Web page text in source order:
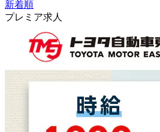
新着順
プレミア求人